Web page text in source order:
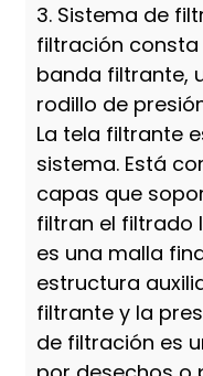
3. Sistema de
filtración
banda filtrante,
rodillo de
La tela filtrante
sistema. Está
capas que
filtran el filtrado
es una malla
estructura
filtrante y la
de filtración es